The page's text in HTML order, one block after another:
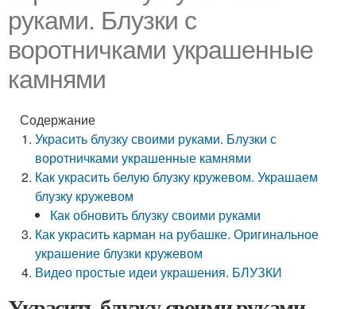
руками. Блузки с
воротничками украшенные
камнями
Содержание
Украсить блузку своими руками. Блузки с
воротничками украшенные камнями
Как украсить белую блузку кружевом. Украшаем
блузку кружевом
Как обновить блузку своими руками
Как украсить карман на рубашке. Оригинальное
украшение блузки кружевом
Видео простые идеи украшения. БЛУЗКИ